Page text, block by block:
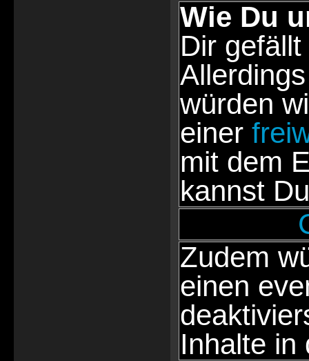
Wie Du
Dir
würden
einer
mit dem
kannst
Zudem
einen
Inhalte in